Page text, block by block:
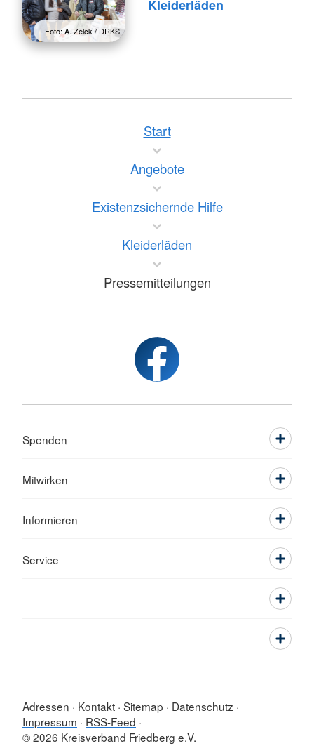
Foto: A. Zelck / DRKS
Kleiderläden
Start
Angebote
Existenzsichernde Hilfe
Kleiderläden
Pressemitteilungen
Spenden
Mitwirken
Informieren
Service
Adressen Kontakt Sitemap
Datenschutz
Impressum
RSS-Feed
© 2026 Kreisverband Friedberg e.V.